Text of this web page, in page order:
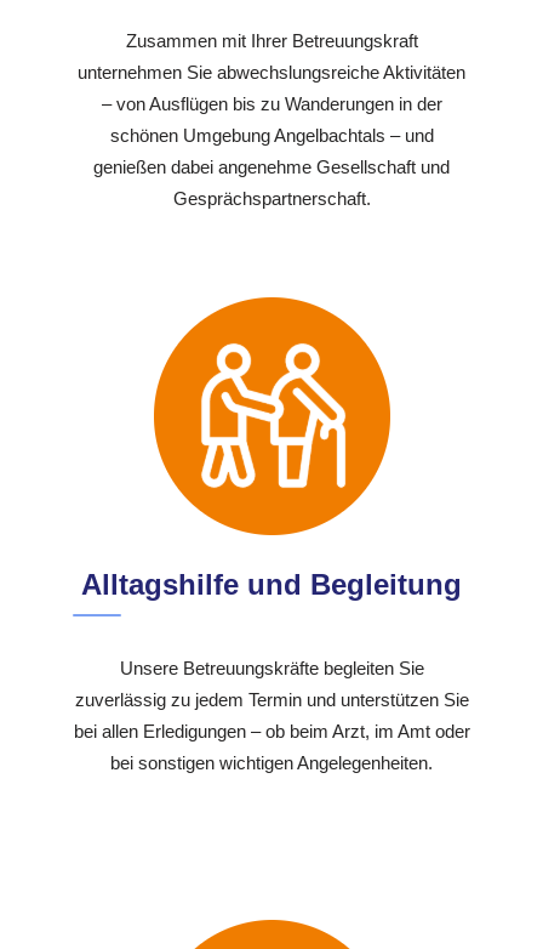
Zusammen mit Ihrer Betreuungskraft
unternehmen Sie abwechslungsreiche Aktivitäten
– von Ausflügen bis zu Wanderungen in der
schönen Umgebung Angelbachtals – und
genießen dabei angenehme Gesellschaft und
Gesprächspartnerschaft.
Alltagshilfe und Begleitung
Unsere Betreuungskräfte begleiten Sie
zuverlässig zu jedem Termin und unterstützen Sie
bei allen Erledigungen – ob beim Arzt, im Amt oder
bei sonstigen wichtigen Angelegenheiten.